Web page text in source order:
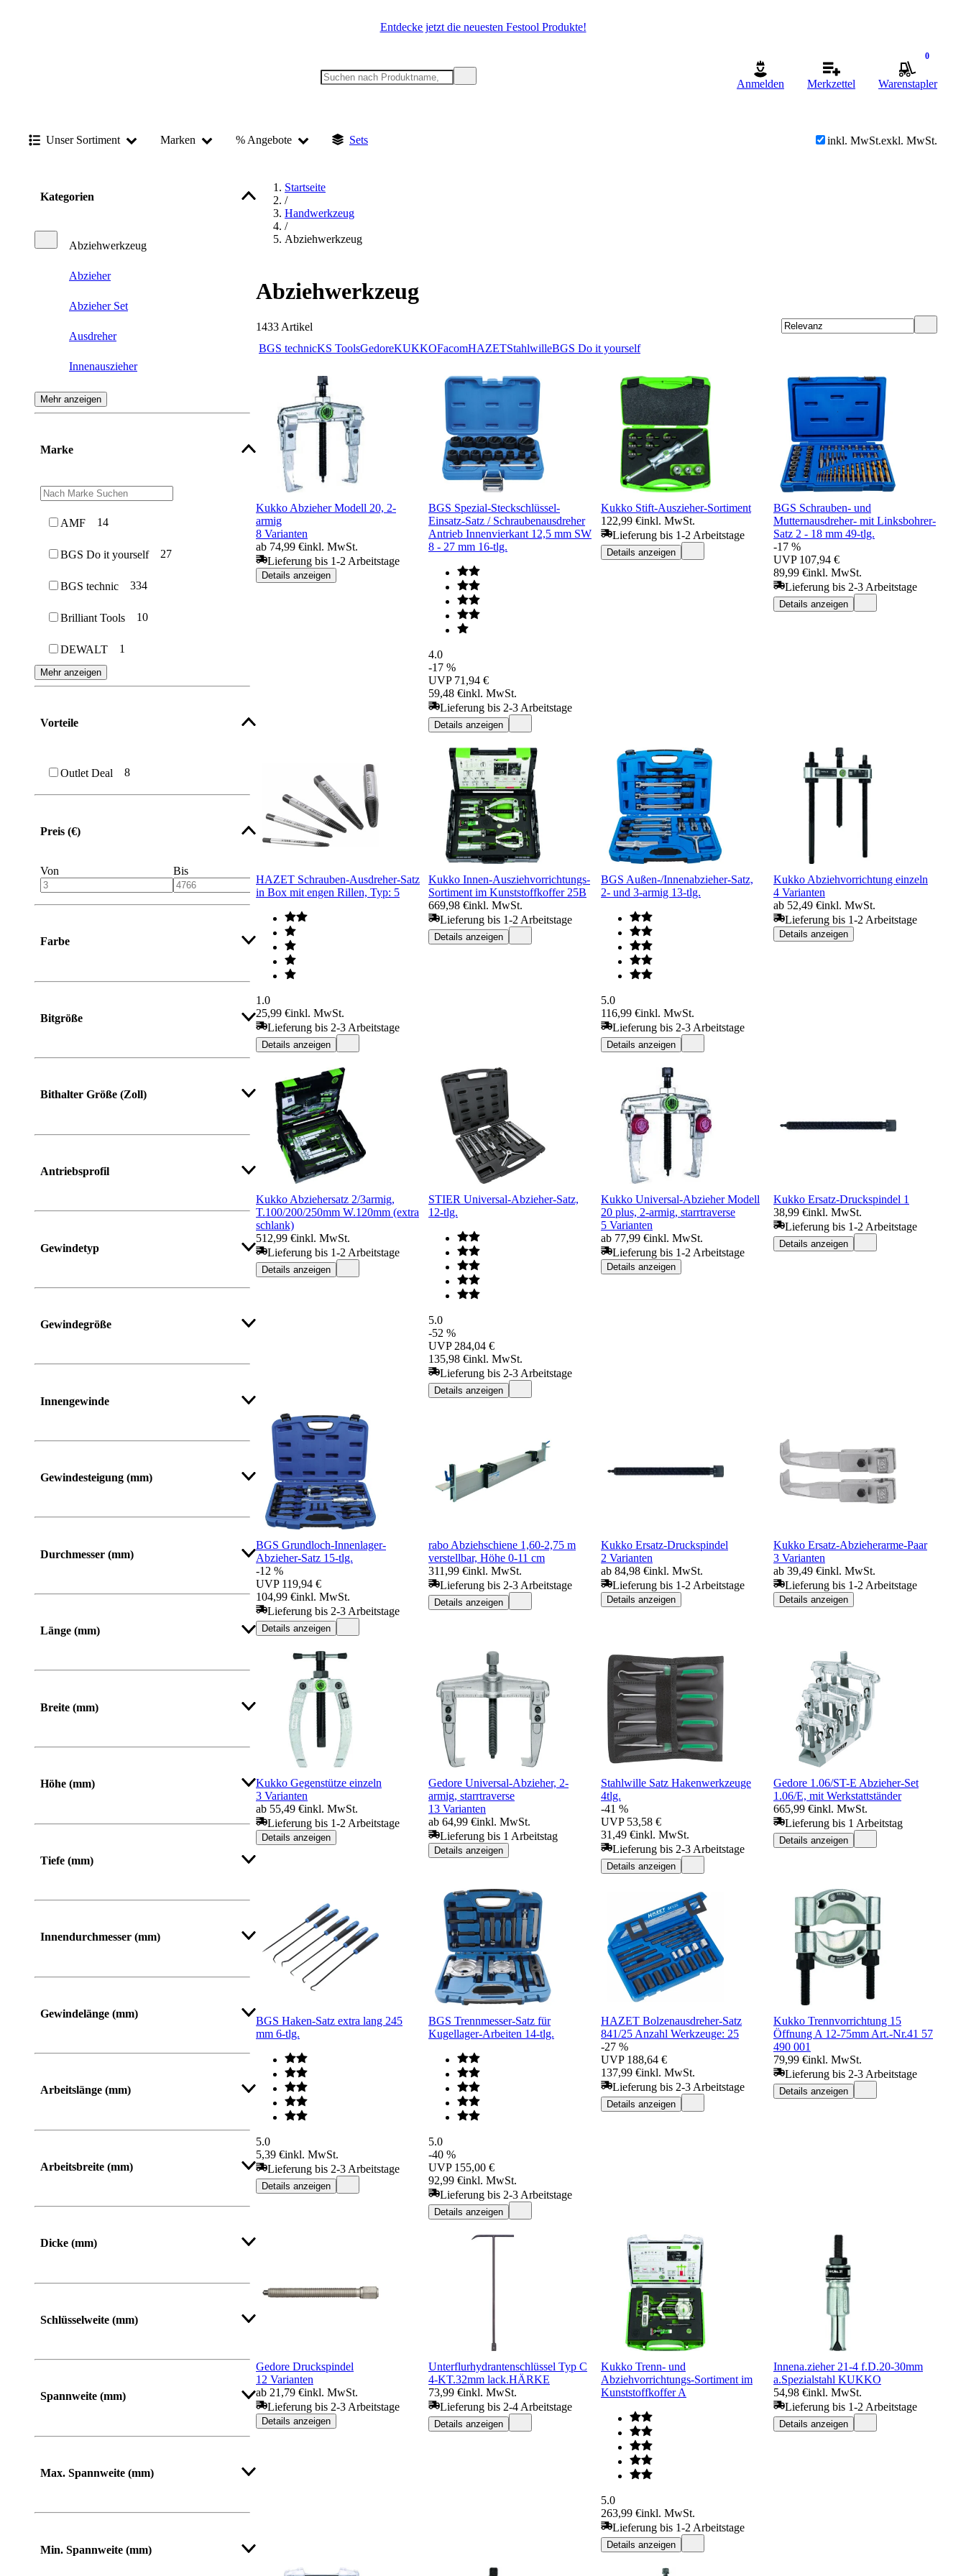
Entdecke jetzt die neuesten Festool Produkte!
Anmelden Merkzettel
0
Warenstapler
Unser Sortiment Marken % Angebote Sets inkl. MwSt.exkl. MwSt.
Kategorien
Abziehwerkzeug
Abzieher
Abzieher Set
Ausdreher
Innenauszieher
Trenn- und Abziehvorrichtung
Mutternsprenger
Trenngabel
Mehr anzeigen
Marke
AMF 14
BGS Do it yourself 27
BGS technic 334
Brilliant Tools 10
DEWALT 1
Mehr anzeigen
Vorteile
Outlet Deal 8
Preis (€)
Von Bis
Farbe
Bitgröße
Bithalter Größe (Zoll)
Antriebsprofil
Gewindetyp
Gewindegröße
Innengewinde
Gewindesteigung (mm)
Durchmesser (mm)
Länge (mm)
Von Bis
Breite (mm)
Von Bis
Höhe (mm)
Von Bis
Tiefe (mm)
Innendurchmesser (mm)
Gewindelänge (mm)
Arbeitslänge (mm)
Arbeitsbreite (mm)
Dicke (mm)
Schlüsselweite (mm)
Spannweite (mm)
Max. Spannweite (mm)
Min. Spannweite (mm)
Startseite
/
Handwerkzeug
/
Abziehwerkzeug
Abziehwerkzeug
1433 Artikel
BGS technicKS ToolsGedoreKUKKOFacomHAZETStahlwilleBGS Do it yourself
Kukko Abzieher Modell 20, 2-
armig
8 Varianten
ab 74,99 €inkl. MwSt.
Lieferung bis 1-2 Arbeitstage
Details anzeigen
BGS Spezial-Steckschlüssel-
Einsatz-Satz / Schraubenausdreher
Antrieb Innenvierkant 12,5 mm SW
8 - 27 mm 16-tlg.
4.0
-17 %
UVP 71,94 €
59,48 €inkl. MwSt.
Lieferung bis 2-3 Arbeitstage
Details anzeigen
Kukko Stift-Auszieher-Sortiment
122,99 €inkl. MwSt.
Lieferung bis 1-2 Arbeitstage
Details anzeigen
BGS Schrauben- und
Mutternausdreher- mit Linksbohrer-
Satz 2 - 18 mm 49-tlg.
-17 %
UVP 107,94 €
89,99 €inkl. MwSt.
Lieferung bis 2-3 Arbeitstage
Details anzeigen
HAZET Schrauben-Ausdreher-Satz
in Box mit engen Rillen, Typ: 5
1.0
25,99 €inkl. MwSt.
Lieferung bis 2-3 Arbeitstage
Details anzeigen
Kukko Innen-Ausziehvorrichtungs-
Sortiment im Kunststoffkoffer 25B
669,98 €inkl. MwSt.
Lieferung bis 1-2 Arbeitstage
Details anzeigen
BGS Außen-/Innenabzieher-Satz,
2- und 3-armig 13-tlg.
5.0
116,99 €inkl. MwSt.
Lieferung bis 2-3 Arbeitstage
Details anzeigen
Kukko Abziehvorrichtung einzeln
4 Varianten
ab 52,49 €inkl. MwSt.
Lieferung bis 1-2 Arbeitstage
Details anzeigen
Kukko Abziehersatz 2/3armig,
T.100/200/250mm W.120mm (extra
schlank)
512,99 €inkl. MwSt.
Lieferung bis 1-2 Arbeitstage
Details anzeigen
STIER Universal-Abzieher-Satz,
12-tlg.
5.0
-52 %
UVP 284,04 €
135,98 €inkl. MwSt.
Lieferung bis 2-3 Arbeitstage
Details anzeigen
Kukko Universal-Abzieher Modell
20 plus, 2-armig, starrtraverse
5 Varianten
ab 77,99 €inkl. MwSt.
Lieferung bis 1-2 Arbeitstage
Details anzeigen
Kukko Ersatz-Druckspindel 1
38,99 €inkl. MwSt.
Lieferung bis 1-2 Arbeitstage
Details anzeigen
BGS Grundloch-Innenlager-
Abzieher-Satz 15-tlg.
-12 %
UVP 119,94 €
104,99 €inkl. MwSt.
Lieferung bis 2-3 Arbeitstage
Details anzeigen
rabo Abziehschiene 1,60-2,75 m
verstellbar, Höhe 0-11 cm
311,99 €inkl. MwSt.
Lieferung bis 2-3 Arbeitstage
Details anzeigen
Kukko Ersatz-Druckspindel
2 Varianten
ab 84,98 €inkl. MwSt.
Lieferung bis 1-2 Arbeitstage
Details anzeigen
Kukko Ersatz-Abzieherarme-Paar
3 Varianten
ab 39,49 €inkl. MwSt.
Lieferung bis 1-2 Arbeitstage
Details anzeigen
Kukko Gegenstütze einzeln
3 Varianten
ab 55,49 €inkl. MwSt.
Lieferung bis 1-2 Arbeitstage
Details anzeigen
Gedore Universal-Abzieher, 2-
armig, starrtraverse
13 Varianten
ab 64,99 €inkl. MwSt.
Lieferung bis 1 Arbeitstag
Details anzeigen
Stahlwille Satz Hakenwerkzeuge
4tlg.
-41 %
UVP 53,58 €
31,49 €inkl. MwSt.
Lieferung bis 2-3 Arbeitstage
Details anzeigen
Gedore 1.06/ST-E Abzieher-Set
1.06/E, mit Werkstattständer
665,99 €inkl. MwSt.
Lieferung bis 1 Arbeitstag
Details anzeigen
BGS Haken-Satz extra lang 245
mm 6-tlg.
5.0
5,39 €inkl. MwSt.
Lieferung bis 2-3 Arbeitstage
Details anzeigen
BGS Trennmesser-Satz für
Kugellager-Arbeiten 14-tlg.
5.0
-40 %
UVP 155,00 €
92,99 €inkl. MwSt.
Lieferung bis 2-3 Arbeitstage
Details anzeigen
HAZET Bolzenausdreher-Satz
841/25 Anzahl Werkzeuge: 25
-27 %
UVP 188,64 €
137,99 €inkl. MwSt.
Lieferung bis 2-3 Arbeitstage
Details anzeigen
Kukko Trennvorrichtung 15
Öffnung A 12-75mm Art.-Nr.41 57
490 001
79,99 €inkl. MwSt.
Lieferung bis 2-3 Arbeitstage
Details anzeigen
Gedore Druckspindel
12 Varianten
ab 21,79 €inkl. MwSt.
Lieferung bis 2-3 Arbeitstage
Details anzeigen
Unterflurhydrantenschlüssel Typ C
4-KT.32mm lack.HÄRKE
73,99 €inkl. MwSt.
Lieferung bis 2-4 Arbeitstage
Details anzeigen
Kukko Trenn- und
Abziehvorrichtungs-Sortiment im
Kunststoffkoffer A
5.0
263,99 €inkl. MwSt.
Lieferung bis 1-2 Arbeitstage
Details anzeigen
Innena.zieher 21-4 f.D.20-30mm
a.Spezialstahl KUKKO
54,98 €inkl. MwSt.
Lieferung bis 1-2 Arbeitstage
Details anzeigen